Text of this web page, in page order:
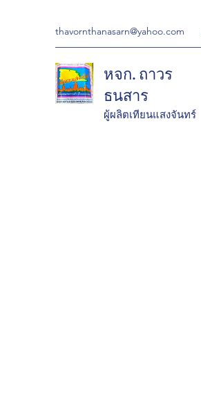
thavornthanasarn@yahoo.com
หจก. ถาวร
ธนสาร
ผู้ผลิตเทียนแสงจันทร์